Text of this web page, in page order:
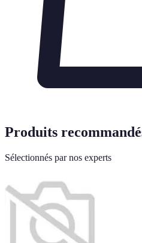
Produits
Sélectionnés par nos experts